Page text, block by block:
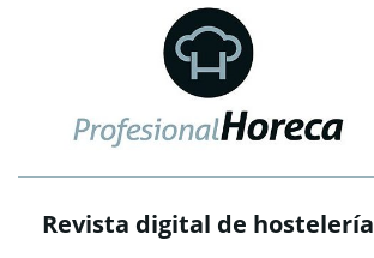
Revista digital de hostelería